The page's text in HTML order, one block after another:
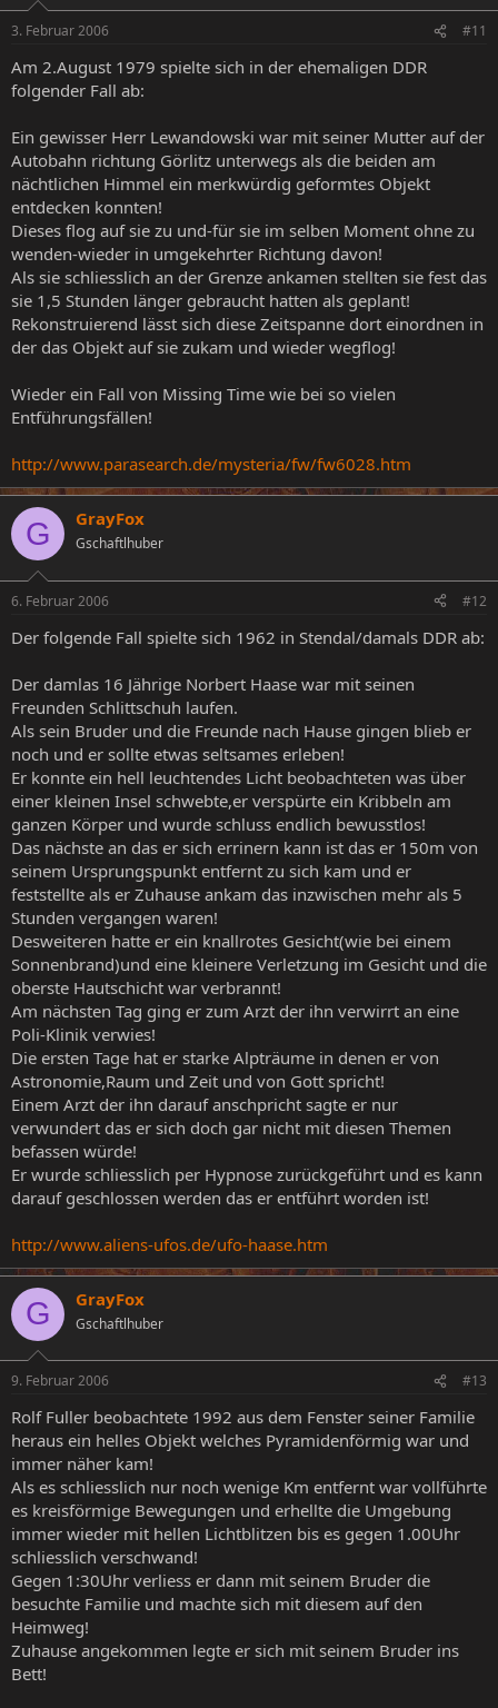
Frau beugte.
Hier folgt nun ein ‚Filmriss’ bzw. ein ‚Blackout’: Die Frau
springt aus dem Bett auf, um sie herum ist es
stockfinster, laut Wecker ist es 23h45 spät. In der Luft
fehlt jede Spur. Alle Geräte im Raum, inkl. der Lampen,
waren ausgeschaltet. Der Sohn der Zeugin lag im Bett
neben ihr und schlief. An sich dürfte die ganze
Begegnung nur 10 Minuten gedauert haben, doch
waren rund drei Stunden vergangen.
3. Februar 2006 #11
Am 2.August 1979 spielte sich in der ehemaligen DDR
folgender Fall ab:
Ein gewisser Herr Lewandowski war mit seiner Mutter auf der
Autobahn richtung Görlitz unterwegs als die beiden am
nächtlichen Himmel ein merkwürdig geformtes Objekt
entdecken konnten!
Dieses flog auf sie zu und-für sie im selben Moment ohne zu
wenden-wieder in umgekehrter Richtung davon!
Als sie schliesslich an der Grenze ankamen stellten sie fest das
sie 1,5 Stunden länger gebraucht hatten als geplant!
Rekonstruierend lässt sich diese Zeitspanne dort einordnen in
der das Objekt auf sie zukam und wieder wegflog!
Wieder ein Fall von Missing Time wie bei so vielen
Entführungsfällen!
http://www.parasearch.de/mysteria/fw/fw6028.htm
G GrayFox
Gschaftlhuber
6. Februar 2006 #12
Der folgende Fall spielte sich 1962 in Stendal/damals DDR ab:
Der damlas 16 Jährige Norbert Haase war mit seinen
Freunden Schlittschuh laufen.
Als sein Bruder und die Freunde nach Hause gingen blieb er
noch und er sollte etwas seltsames erleben!
Er konnte ein hell leuchtendes Licht beobachteten was über
einer kleinen Insel schwebte,er verspürte ein Kribbeln am
ganzen Körper und wurde schluss endlich bewusstlos!
Das nächste an das er sich errinern kann ist das er 150m von
seinem Ursprungspunkt entfernt zu sich kam und er
feststellte als er Zuhause ankam das inzwischen mehr als 5
Stunden vergangen waren!
Desweiteren hatte er ein knallrotes Gesicht(wie bei einem
Sonnenbrand)und eine kleinere Verletzung im Gesicht und die
oberste Hautschicht war verbrannt!
Am nächsten Tag ging er zum Arzt der ihn verwirrt an eine
Poli-Klinik verwies!
Die ersten Tage hat er starke Alpträume in denen er von
Astronomie,Raum und Zeit und von Gott spricht!
Einem Arzt der ihn darauf anschpricht sagte er nur
verwundert das er sich doch gar nicht mit diesen Themen
befassen würde!
Er wurde schliesslich per Hypnose zurückgeführt und es kann
darauf geschlossen werden das er entführt worden ist!
http://www.aliens-ufos.de/ufo-haase.htm
G GrayFox
Gschaftlhuber
9. Februar 2006 #13
Rolf Fuller beobachtete 1992 aus dem Fenster seiner Familie
heraus ein helles Objekt welches Pyramidenförmig war und
immer näher kam!
Als es schliesslich nur noch wenige Km entfernt war vollführte
es kreisförmige Bewegungen und erhellte die Umgebung
immer wieder mit hellen Lichtblitzen bis es gegen 1.00Uhr
schliesslich verschwand!
Gegen 1:30Uhr verliess er dann mit seinem Bruder die
besuchte Familie und machte sich mit diesem auf den
Heimweg!
Zuhause angekommen legte er sich mit seinem Bruder ins
Bett!